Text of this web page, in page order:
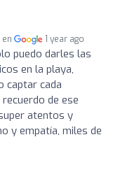
en 1 year ago
puedo darles las
en la playa,
captar cada
de ese
atentos y
y empatía, miles de